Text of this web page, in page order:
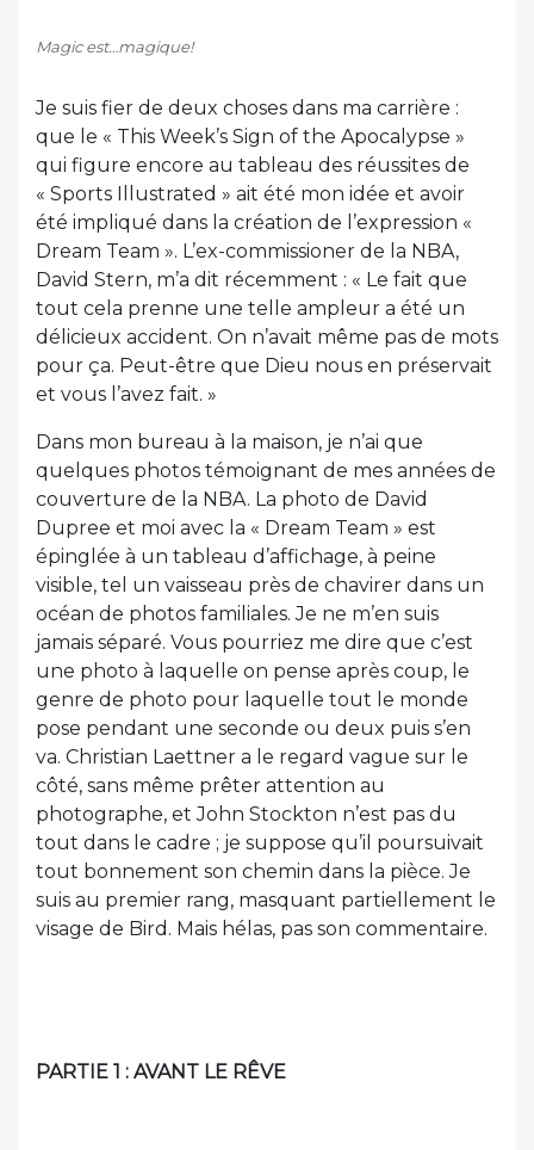
Magic est…magique!
Je suis fier de deux choses dans ma carrière :
que le « This Week’s Sign of the Apocalypse »
qui figure encore au tableau des réussites de
« Sports Illustrated » ait été mon idée et avoir
été impliqué dans la création de l’expression «
Dream Team ». L’ex-commissioner de la NBA,
David Stern, m’a dit récemment : « Le fait que
tout cela prenne une telle ampleur a été un
délicieux accident. On n’avait même pas de mots
pour ça. Peut-être que Dieu nous en préservait
et vous l’avez fait. »
Dans mon bureau à la maison, je n’ai que
quelques photos témoignant de mes années de
couverture de la NBA. La photo de David
Dupree et moi avec la « Dream Team » est
épinglée à un tableau d’affichage, à peine
visible, tel un vaisseau près de chavirer dans un
océan de photos familiales. Je ne m’en suis
jamais séparé. Vous pourriez me dire que c’est
une photo à laquelle on pense après coup, le
genre de photo pour laquelle tout le monde
pose pendant une seconde ou deux puis s’en
va. Christian Laettner a le regard vague sur le
côté, sans même prêter attention au
photographe, et John Stockton n’est pas du
tout dans le cadre ; je suppose qu’il poursuivait
tout bonnement son chemin dans la pièce. Je
suis au premier rang, masquant partiellement le
visage de Bird. Mais hélas, pas son commentaire.
PARTIE 1 : AVANT LE RÊVE